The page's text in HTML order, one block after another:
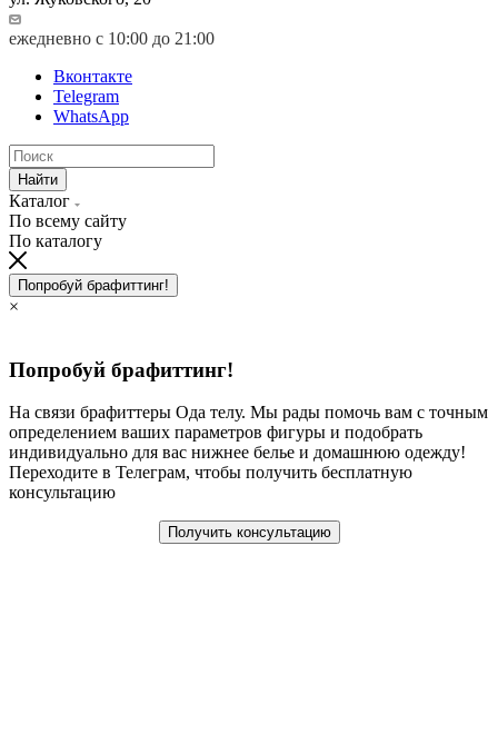
ежедневно с 10:00 до 21:00
Вконтакте
Telegram
WhatsApp
Найти
Каталог
По всему сайту
По каталогу
Попробуй брафиттинг!
×
Попробуй брафиттинг!
На связи брафиттеры Ода телу. Мы рады помочь вам с точным
определением ваших параметров фигуры и подобрать
индивидуально для вас нижнее белье и домашнюю одежду!
Переходите в Телеграм, чтобы получить бесплатную
консультацию
Получить консультацию